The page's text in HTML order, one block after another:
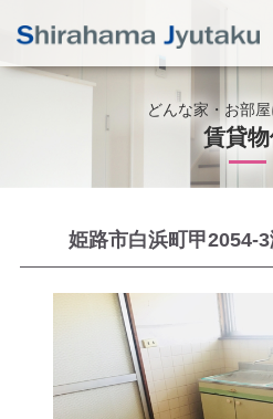
どんな家・お部
賃貸
姫路市白浜町甲2054-